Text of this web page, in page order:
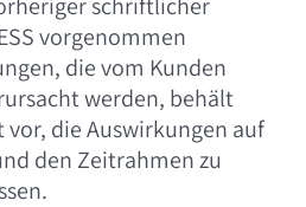
vorgenommen
die vom Kunden
werden, behält
vor, die Auswirkungen auf
den Zeitrahmen zu